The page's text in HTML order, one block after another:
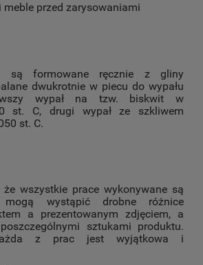
przed zarysowaniami
są formowane ręcznie z gliny
dwukrotnie w piecu do wypału
wypał na tzw. biskwit w
st. C, drugi wypał ze szkliwem
st. C.
że wszystkie prace wykonywane są
mogą wystąpić drobne różnice
a prezentowanym zdjęciem, a
sztukami produktu.
z prac jest wyjątkowa i